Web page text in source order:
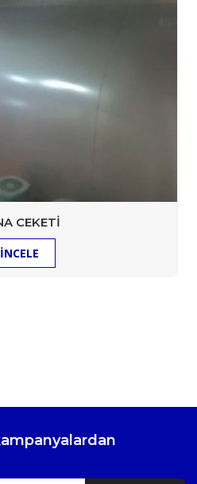
CEKETI
İNCELE